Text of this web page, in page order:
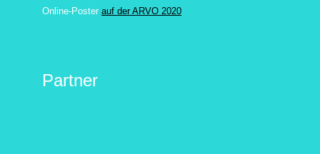
Online-Poster auf der ARVO 2020
Partner